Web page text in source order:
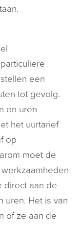
een
tot gevolg.
en uren
het uurtarief
op
moet de
direct aan de
uren. Het is van
of ze aan de